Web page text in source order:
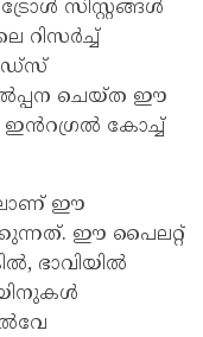
സിസ്റ്റങ്ങൾ
റിസർച്ച്
ചെയ്ത ഈ
ഇൻറഗ്രൽ കോച്ച്
ഈ
ഈ പൈലറ്റ്
ഭാവിയിൽ